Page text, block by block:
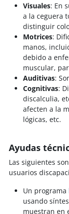
Visuales: En
a la ceguera
distinguir
Motrices:
manos,
debido a
muscular,
Auditivas:
Cognitivas:
discalculia,
afecten a la
lógicas, etc.
Ayudas
Las siguientes
usuarios
Un programa
usando
muestran en